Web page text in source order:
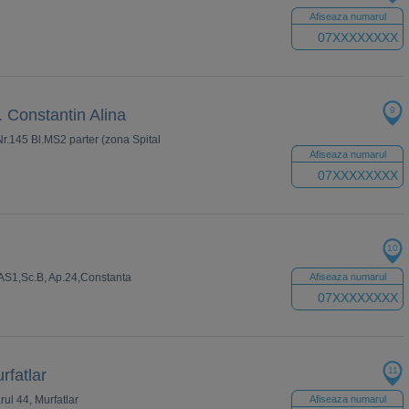
Afiseaza numarul
07XXXXXXXX
Constantin Alina
Bl.MS2 parter (zona Spital
Afiseaza numarul
07XXXXXXXX
9
Ap.24,Constanta Afiseaza numarul
07XXXXXXXX
10
44, Murfatlar Afiseaza numarul
11